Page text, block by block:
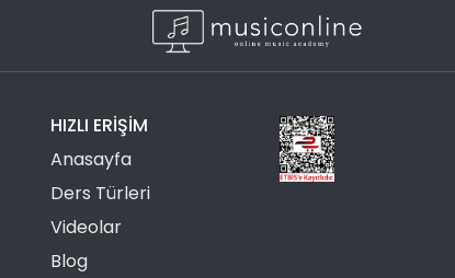
HIZLI ERIŞIM
Anasayfa
Ders Türleri
Videolar
Blog